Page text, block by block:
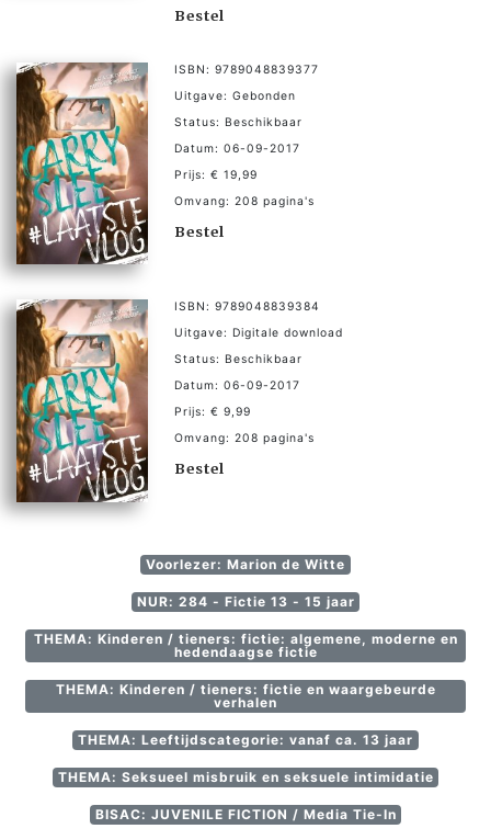
Bestel
ISBN: 9789048839377
Uitgave: Gebonden
Status: Beschikbaar
Datum: 06-09-2017
Prijs: € 19,99
Omvang: 208 pagina's
Bestel
ISBN: 9789048839384
Uitgave: Digitale download
Status: Beschikbaar
Datum: 06-09-2017
Prijs: € 9,99
Omvang: 208 pagina's
Bestel
Voorlezer: Marion de Witte
NUR: 284 - Fictie 13 - 15 jaar
THEMA: Kinderen / tieners: fictie: algemene, moderne en
hedendaagse fictie
THEMA: Kinderen / tieners: fictie en waargebeurde
verhalen
THEMA: Leeftijdscategorie: vanaf ca. 13 jaar
THEMA: Seksueel misbruik en seksuele intimidatie
BISAC: JUVENILE FICTION / Media Tie-In